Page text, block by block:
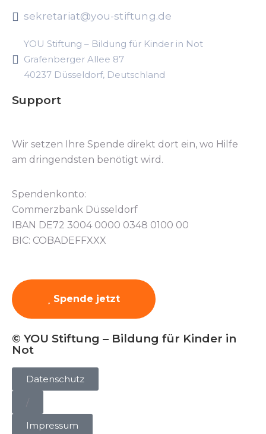
sekretariat@you-stiftung.de
YOU Stiftung – Bildung für Kinder in Not
Grafenberger Allee 87
40237 Düsseldorf, Deutschland
Support
Wir setzen Ihre Spende direkt dort ein, wo Hilfe
am dringendsten benötigt wird.
Spendenkonto:
Commerzbank Düsseldorf
IBAN DE72 3004 0000 0348 0100 00
BIC: COBADEFFXXX
Spende jetzt
© YOU Stiftung – Bildung für Kinder in
Not
Datenschutz
/
Impressum